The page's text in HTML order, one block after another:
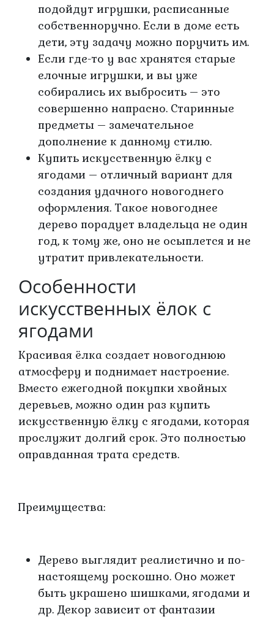
подойдут игрушки, расписанные
собственноручно. Если в доме есть
дети, эту задачу можно поручить им.
Если где-то у вас хранятся старые
елочные игрушки, и вы уже
собирались их выбросить – это
совершенно напрасно. Старинные
предметы – замечательное
дополнение к данному стилю.
Купить искусственную ёлку с
ягодами – отличный вариант для
создания удачного новогоднего
оформления. Такое новогоднее
дерево порадует владельца не один
год, к тому же, оно не осыплется и не
утратит привлекательности.
Особенности
искусственных ёлок с
ягодами
Красивая ёлка создает новогоднюю
атмосферу и поднимает настроение.
Вместо ежегодной покупки хвойных
деревьев, можно один раз купить
искусственную ёлку с ягодами, которая
прослужит долгий срок. Это полностью
оправданная трата средств.
Преимущества:
Дерево выглядит реалистично и по-
настоящему роскошно. Оно может
быть украшено шишками, ягодами и
др. Декор зависит от фантазии